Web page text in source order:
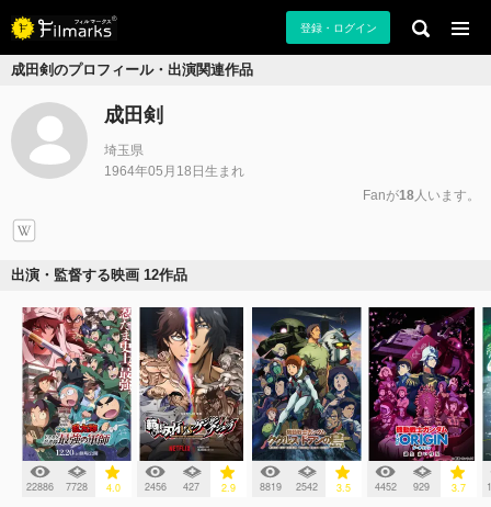
登録・ログイン
成田剣のプロフィール・出演関連作品
成田剣
埼玉県
1964年05月18日生まれ
Fanが18人います。
出演・監督する映画 12作品
22886 7728 4.0 2456 427 2.9 8819 2542 3.5 4452 929 3.7